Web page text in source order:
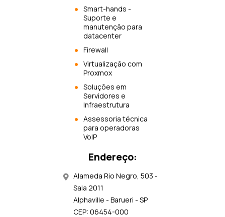
Smart-hands -
Suporte e
manutenção para
datacenter
Firewall
Virtualização com
Proxmox
Soluções em
Servidores e
Infraestrutura
Assessoria técnica
para operadoras
VoIP
Endereço:
Alameda Rio Negro, 503 -
Sala 2011
Alphaville - Barueri - SP
CEP: 06454-000